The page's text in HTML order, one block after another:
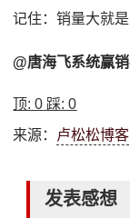
记住：销量大就
@唐海飞系统赢
顶:0 踩:0
来源： 卢松松博客
发表感想